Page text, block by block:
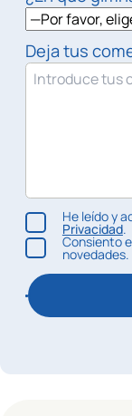
Deja tus
He leído y
Privacidad.
Consiento
novedades.